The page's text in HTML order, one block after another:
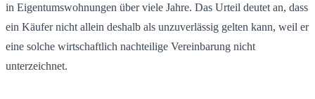
in Eigentumswohnungen über viele Jahre. Das Urteil deutet an, dass
ein Käufer nicht allein deshalb als unzuverlässig gelten kann, weil er
eine solche wirtschaftlich nachteilige Vereinbarung nicht
unterzeichnet.